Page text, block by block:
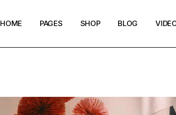
HOME
Minimalistic Magazine
PAGES
Our Team
SHOP
Shop Layouts
BLOG